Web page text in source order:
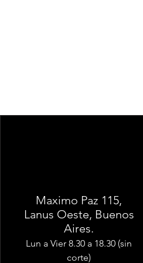
Maximo Paz 115,
Lanus Oeste, Buenos
Aires.
Lun a Vier 8.30 a 18.30 (sin
corte)